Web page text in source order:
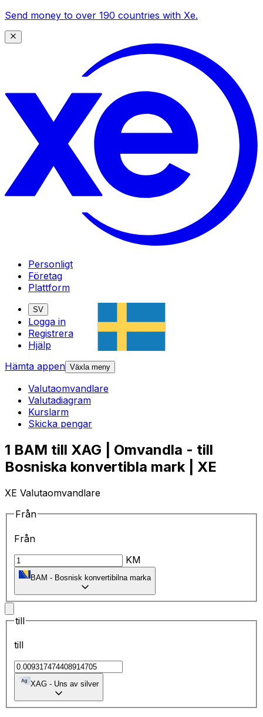
Send money to over 190 countries with Xe.
Personligt
Företag
Plattform
SV
Logga in
Registrera
Hjälp
Hämta appen Växla meny
Valutaomvandlare
Valutadiagram
Kurslarm
Skicka pengar
1 BAM till XAG | Omvandla - till
Bosniska konvertibla mark | XE
XE Valutaomvandlare
Från
Från
KM
BAM - Bosnisk konvertibilna marka
till
till
XAG - Uns av silver